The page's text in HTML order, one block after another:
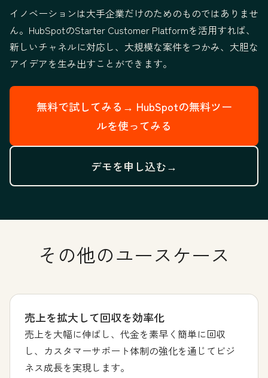
イノベーションは大手企業だけのためのものではありませ
ん。HubSpotのStarter Customer Platformを活用すれば、
新しいチャネルに対応し、大規模な案件をつかみ、大胆な
アイデアを生み出すことができます。
無料で試してみる→ HubSpotの無料ツー
ルを使ってみる
デモを申し込む→
その他のユースケース
売上を拡大して回収を効率化
売上を大幅に伸ばし、代金を素早く簡単に回収
し、カスタマーサポート体制の強化を通じてビジ
ネス成長を実現します。